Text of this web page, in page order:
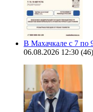
В Махачкале с 7 по
06.08.2026 12:30 (46)